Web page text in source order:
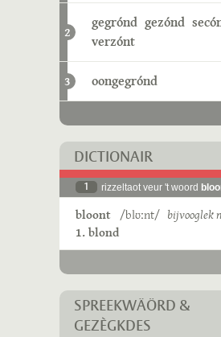
2
gegrónd gezónd
verzónt
3 oongegrónd
DICTIONAIR
1 rizzeltaot veur 't woord
bloont /blʊːnt/ bijvooglek
1. blond
SPREEKWÄÖRD &
GEZÈGKDES